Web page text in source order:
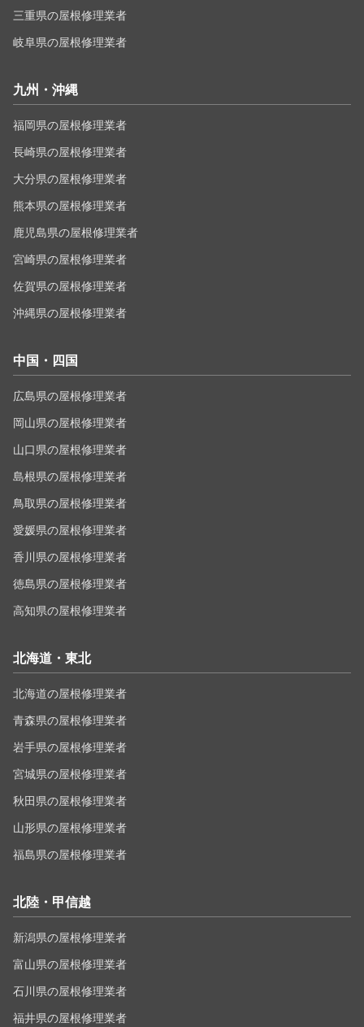
三重県の屋根修理業者
岐阜県の屋根修理業者
九州・沖縄
福岡県の屋根修理業者
長崎県の屋根修理業者
大分県の屋根修理業者
熊本県の屋根修理業者
鹿児島県の屋根修理業者
宮崎県の屋根修理業者
佐賀県の屋根修理業者
沖縄県の屋根修理業者
中国・四国
広島県の屋根修理業者
岡山県の屋根修理業者
山口県の屋根修理業者
島根県の屋根修理業者
鳥取県の屋根修理業者
愛媛県の屋根修理業者
香川県の屋根修理業者
徳島県の屋根修理業者
高知県の屋根修理業者
北海道・東北
北海道の屋根修理業者
青森県の屋根修理業者
岩手県の屋根修理業者
宮城県の屋根修理業者
秋田県の屋根修理業者
山形県の屋根修理業者
福島県の屋根修理業者
北陸・甲信越
新潟県の屋根修理業者
富山県の屋根修理業者
石川県の屋根修理業者
福井県の屋根修理業者